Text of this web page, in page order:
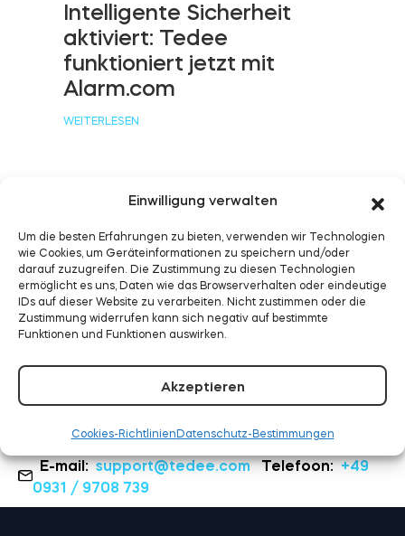
Einwilligung verwalten
Um die besten Erfahrungen zu bieten, verwenden wir Technologien
wie Cookies, um Geräteinformationen zu speichern und/oder
darauf zuzugreifen. Die Zustimmung zu diesen Technologien
ermöglicht es uns, Daten wie das Browserverhalten oder eindeutige
IDs auf dieser Website zu verarbeiten. Nicht zustimmen oder die
Zustimmung widerrufen kann sich negativ auf bestimmte
Funktionen und Funktionen auswirken.
Akzeptieren
Cookies-Richtlinien Datenschutz-Bestimmungen
Tedee Biometric Module
Tedee GO2
Jetzt kaufen
Intelligente Sicherheit
aktiviert: Tedee
funktioniert jetzt mit
Alarm.com
WEITERLESEN
Tedee funktioniert jetzt
mit Samsung
SmartThings
E-mail:support@tedee.com Telefoon:+49
0931 / 9708 739